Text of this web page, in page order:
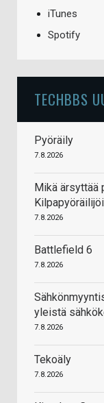
iTunes
Spotify
TECHBBS
Pyöräily
7.8.2026
Mikä ärsyttää
7.8.2026
Battlefield 6
7.8.2026
yleistä
7.8.2026
Tekoäly
7.8.2026